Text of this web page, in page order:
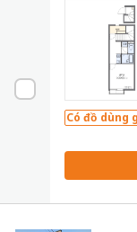
Có đồ dùng